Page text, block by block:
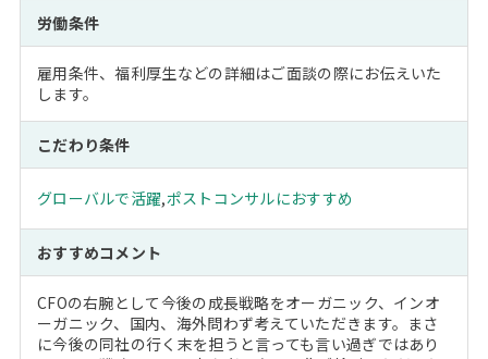
労働条件
雇用条件、福利厚生などの詳細はご面談の際にお伝えいた
します。
こだわり条件
グローバルで活躍,ポストコンサルにおすすめ
おすすめコメント
CFOの右腕として今後の成長戦略をオーガニック、インオ
ーガニック、国内、海外問わず考えていただきます。まさ
に今後の同社の行く末を担うと言っても言い過ぎではあり